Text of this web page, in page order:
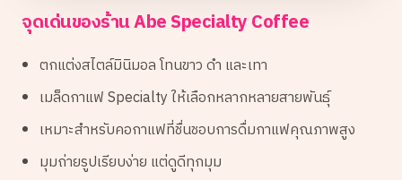
จุดเด่นของร้าน Abe Specialty Coffee
ตกแต่งสไตล์มินิมอล โทนขาว ดำ และเทา
เมล็ดกาแฟ Specialty ให้เลือกหลากหลายสายพันธุ์
เหมาะสำหรับคอกาแฟที่ชื่นชอบการดื่มกาแฟคุณภาพสูง
มุมถ่ายรูปเรียบง่าย แต่ดูดีทุกมุม